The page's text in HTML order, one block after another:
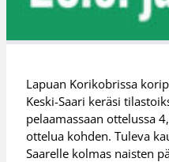
Lapuan Korikobrissa
Keski-Saari keräsi
pelaamassaan ottelussa
ottelua kohden. Tuleva
Saarelle kolmas naisten